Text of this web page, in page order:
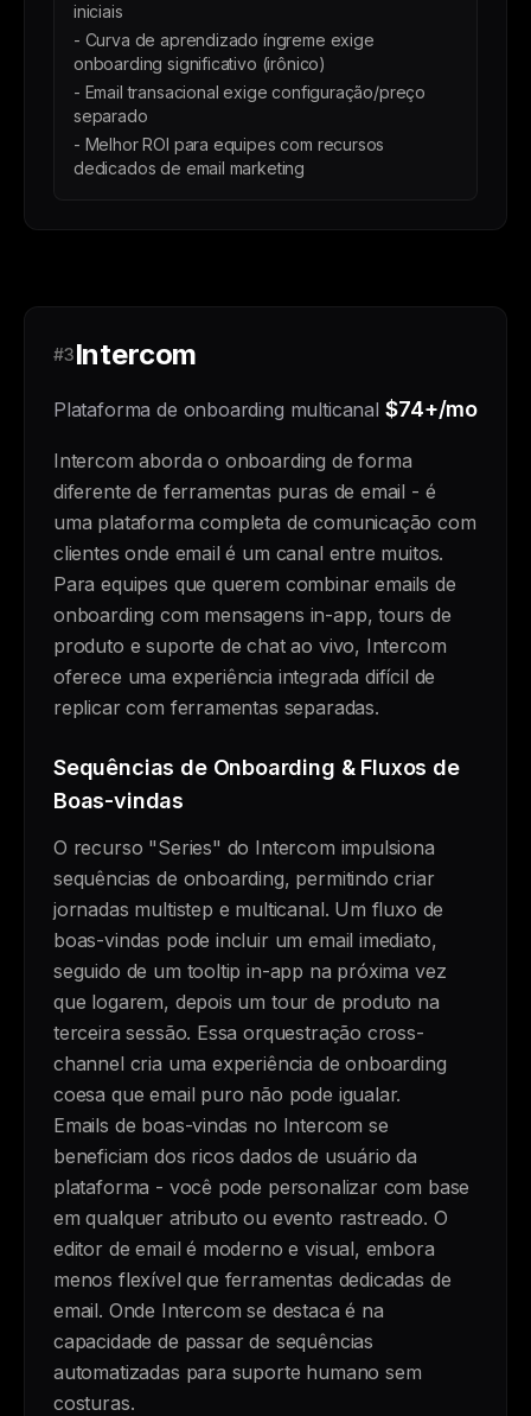
iniciais
- Curva de aprendizado íngreme exige
onboarding significativo (irônico)
- Email transacional exige configuração/preço
separado
- Melhor ROI para equipes com recursos
dedicados de email marketing
#3Intercom
Plataforma de onboarding multicanal $74+/mo
Intercom aborda o onboarding de forma
diferente de ferramentas puras de email - é
uma plataforma completa de comunicação com
clientes onde email é um canal entre muitos.
Para equipes que querem combinar emails de
onboarding com mensagens in-app, tours de
produto e suporte de chat ao vivo, Intercom
oferece uma experiência integrada difícil de
replicar com ferramentas separadas.
Sequências de Onboarding & Fluxos de
Boas-vindas
O recurso "Series" do Intercom impulsiona
sequências de onboarding, permitindo criar
jornadas multistep e multicanal. Um fluxo de
boas-vindas pode incluir um email imediato,
seguido de um tooltip in-app na próxima vez
que logarem, depois um tour de produto na
terceira sessão. Essa orquestração cross-
channel cria uma experiência de onboarding
coesa que email puro não pode igualar.
Emails de boas-vindas no Intercom se
beneficiam dos ricos dados de usuário da
plataforma - você pode personalizar com base
em qualquer atributo ou evento rastreado. O
editor de email é moderno e visual, embora
menos flexível que ferramentas dedicadas de
email. Onde Intercom se destaca é na
capacidade de passar de sequências
automatizadas para suporte humano sem
costuras.